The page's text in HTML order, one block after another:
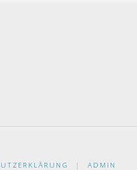
| ADMIN